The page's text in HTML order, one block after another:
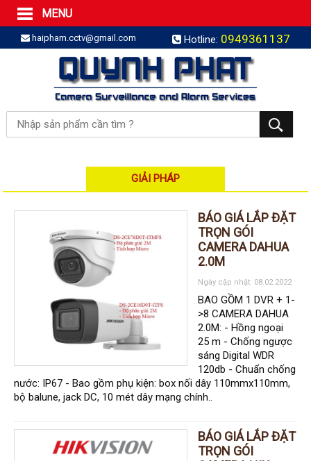
MENU
Trang Chủ
Sản phẩm
SẢN PHẨM TRỌN GÓI
LẮP BÁO TRỘM TRỌN GÓI
LẮP CAMERA TRỌN GÓI
Camera IP
Camera IP KBVISION
Camera IP HIKVISION
Camera IP Visionhitech
Đầu ghi IP | NVR
Đầu ghi IP HIKVISION
Đầu ghi IP KBVISION
Đầu ghi IP HDParagon
Đầu ghi IP Dahua
Đầu ghi IP Visionhitech
Camera HIKVISION
haipham.cctv@gmail.com Hotline: 0949361137
GIẢI PHÁP
BÁO GIÁ LẮP ĐẶT
TRỌN GÓI
CAMERA DAHUA
2.0M
Ngày cập nhật: 08.02.2022
BAO GỒM 1 DVR + 1-
>8 CAMERA DAHUA
2.0M: - Hồng ngoại
25 m - Chống ngược
sáng Digital WDR
120db - Chuẩn chống
nước: IP67 - Bao gồm phụ kiện: box nối dây 110mmx110mm,
bộ balune, jack DC, 10 mét dây mạng chính..
BÁO GIÁ LẮP ĐẶT
TRỌN GÓI